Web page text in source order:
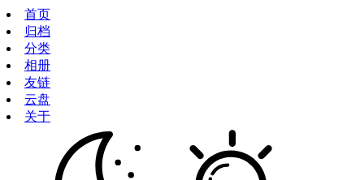
首页
归档
分类
相册
友链
云盘
关于